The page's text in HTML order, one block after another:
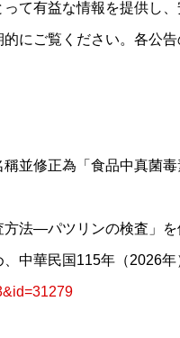
て有益な情報を提供し
にご覧ください。各公
並修正為「食品中真菌
法—パツリンの検査」
中華民国115年（2026